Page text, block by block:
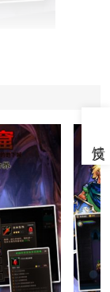
，就能够完成更
当的完成操